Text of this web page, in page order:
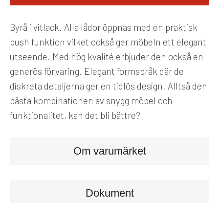
Om varumärket
Dokument
Byrå i vitlack. Alla lådor öppnas med en praktisk
push funktion vilket också ger möbeln ett elegant
utseende. Med hög kvalité erbjuder den också en
generös förvaring. Elegant formspråk där de
diskreta detaljerna ger en tidlös design. Alltså den
bästa kombinationen av snygg möbel och
funktionalitet, kan det bli bättre?